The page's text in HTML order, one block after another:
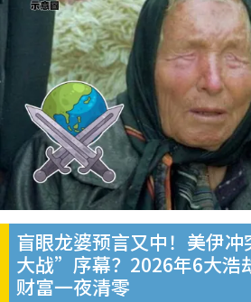
盲眼龙婆预言又中！美伊
大战”序幕？2026年6大浩
财富一夜清零